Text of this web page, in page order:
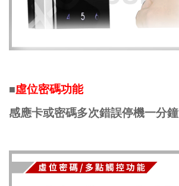
■虛位密碼功能
感應卡或密碼多次錯誤停機一分鐘